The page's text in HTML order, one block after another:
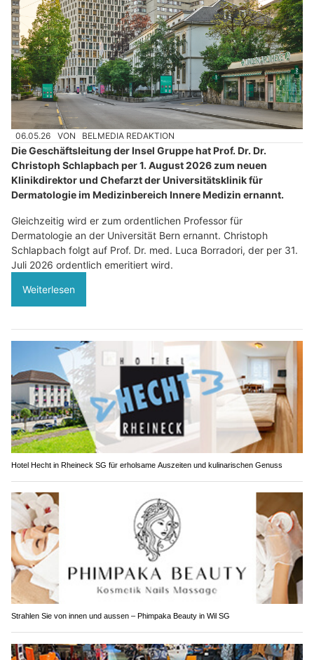
06.05.26 VON BELMEDIA REDAKTION
Die Geschäftsleitung der Insel Gruppe hat Prof. Dr. Dr.
Christoph Schlapbach per 1. August 2026 zum neuen
Klinikdirektor und Chefarzt der Universitätsklinik für
Dermatologie im Medizinbereich Innere Medizin ernannt.
Gleichzeitig wird er zum ordentlichen Professor für
Dermatologie an der Universität Bern ernannt. Christoph
Schlapbach folgt auf Prof. Dr. med. Luca Borradori, der per 31.
Juli 2026 ordentlich emeritiert wird.
Weiterlesen
Hotel Hecht in Rheineck SG für erholsame Auszeiten und kulinarischen Genuss
Strahlen Sie von innen und aussen – Phimpaka Beauty in Wil SG